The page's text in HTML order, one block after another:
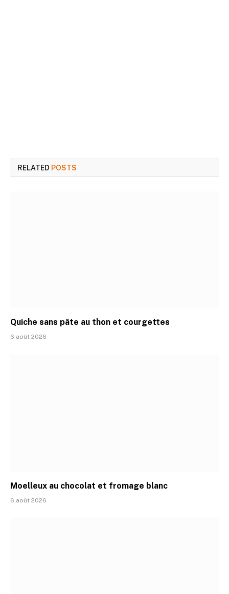
RELATED POSTS
Quiche sans pâte au thon et courgettes
6 août 2026
Moelleux au chocolat et fromage blanc
6 août 2026